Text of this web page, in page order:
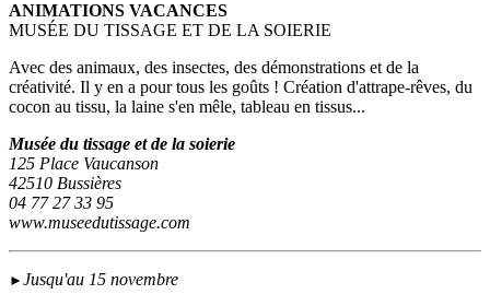
ANIMATIONS VACANCES
MUSÉE DU TISSAGE ET DE LA SOIERIE
Avec des animaux, des insectes, des démonstrations et de la
créativité. Il y en a pour tous les goûts ! Création d'attrape-rêves, du
cocon au tissu, la laine s'en mêle, tableau en tissus...
Musée du tissage et de la soierie
125 Place Vaucanson
42510 Bussières
04 77 27 33 95
www.museedutissage.com
► Jusqu'au 15 novembre